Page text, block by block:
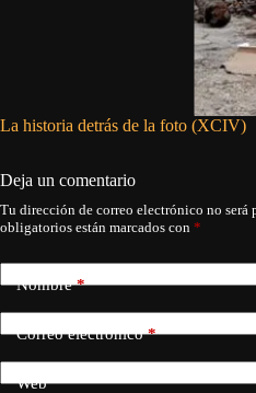
La historia detrás de la foto (XCIV)
Deja un comentario
Tu dirección de correo electrónico no será
obligatorios están marcados con *
Nombre*
Correo electrónico*
Web